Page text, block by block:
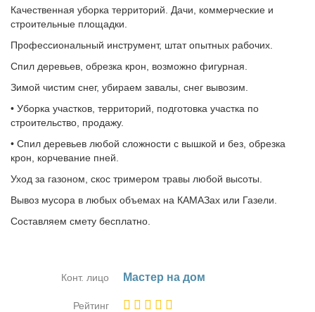
Качественная уборка территорий. Дачи, коммерческие и
строительные площадки.
Профессиональный инструмент, штат опытных рабочих.
Спил деревьев, обрезка крон, возможно фигурная.
Зимой чистим снег, убираем завалы, снег вывозим.
• Уборка участков, территорий, подготовка участка по
строительство, продажу.
• Спил деревьев любой сложности с вышкой и без, обрезка
крон, корчевание пней.
Уход за газоном, скос тримером травы любой высоты.
Вывоз мусора в любых объемах на КАМАЗах или Газели.
Составляем смету бесплатно.
Конт. лицо Ма­стер на дом
Рейтинг